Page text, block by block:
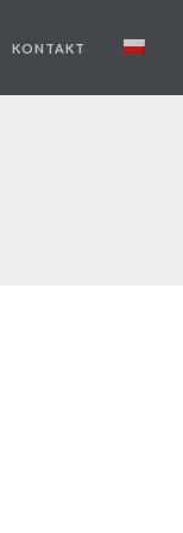
KONTAKT